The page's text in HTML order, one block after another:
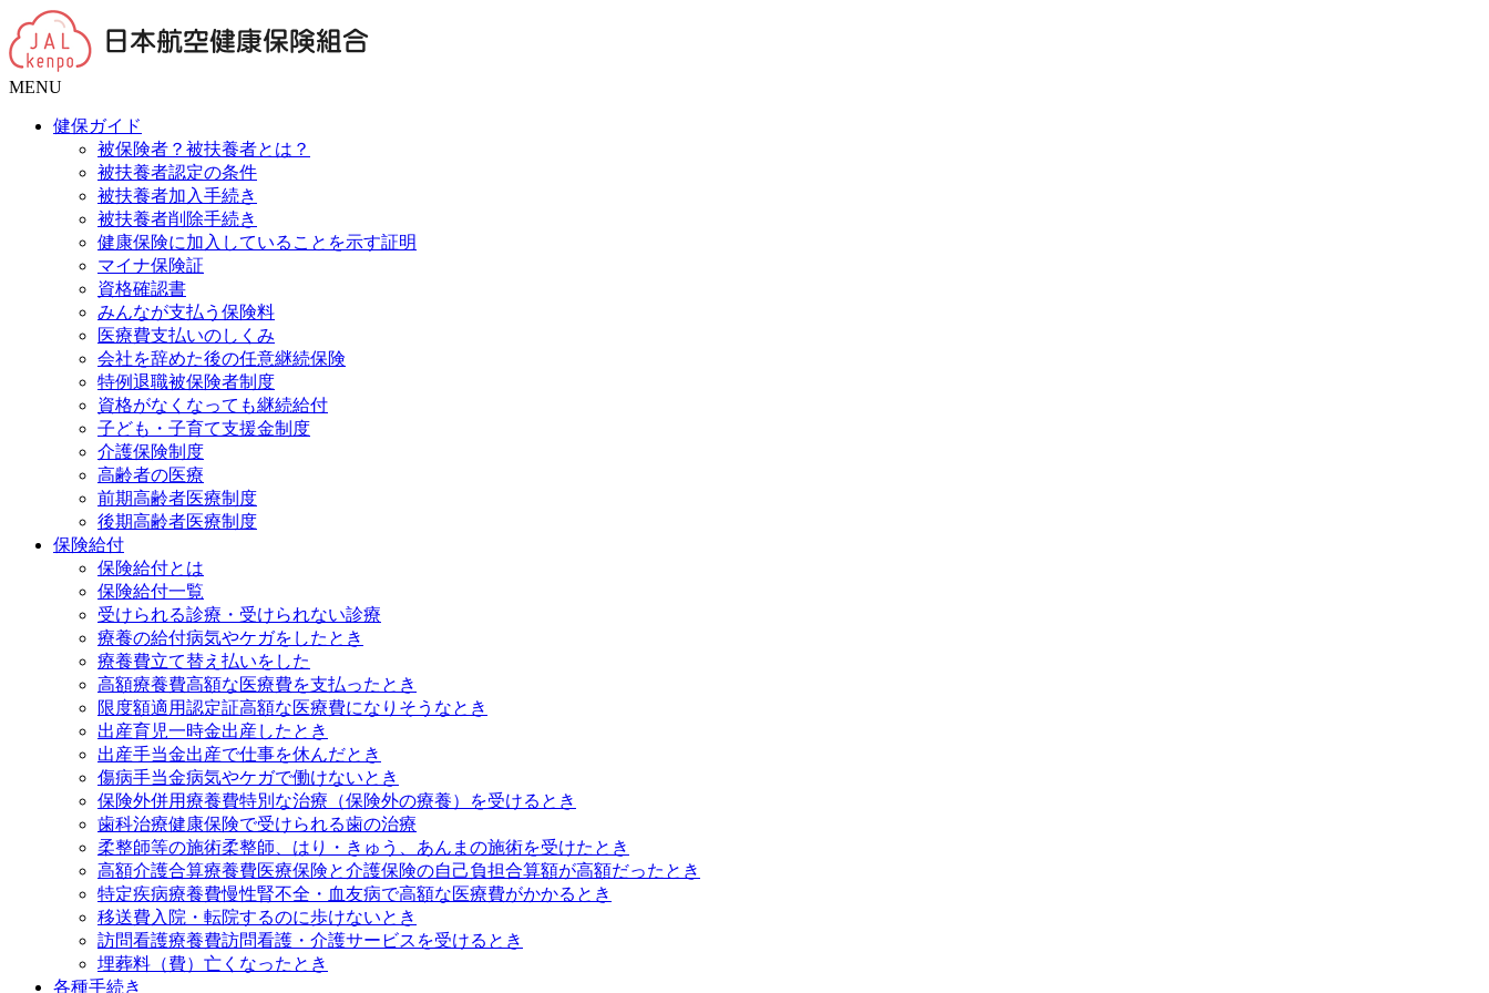
MENU
健保ガイド
被保険者？被扶養者とは？
被扶養者認定の条件
被扶養者加入手続き
被扶養者削除手続き
健康保険に加入していることを示す証明
マイナ保険証
資格確認書
みんなが支払う保険料
医療費支払いのしくみ
会社を辞めた後の任意継続保険
特例退職被保険者制度
資格がなくなっても継続給付
子ども・子育て支援金制度
介護保険制度
高齢者の医療
前期高齢者医療制度
後期高齢者医療制度
保険給付
保険給付とは
保険給付一覧
受けられる診療・受けられない診療
療養の給付病気やケガをしたとき
療養費立て替え払いをした
高額療養費高額な医療費を支払ったとき
限度額適用認定証高額な医療費になりそうなとき
出産育児一時金出産したとき
出産手当金出産で仕事を休んだとき
傷病手当金病気やケガで働けないとき
保険外併用療養費特別な治療（保険外の療養）を受けるとき
歯科治療健康保険で受けられる歯の治療
柔整師等の施術柔整師、はり・きゅう、あんまの施術を受けたとき
高額介護合算療養費医療保険と介護保険の自己負担合算額が高額だったとき
特定疾病療養費慢性腎不全・血友病で高額な医療費がかかるとき
移送費入院・転院するのに歩けないとき
訪問看護療養費訪問看護・介護サービスを受けるとき
埋葬料（費） 亡くなったとき
各種手続き